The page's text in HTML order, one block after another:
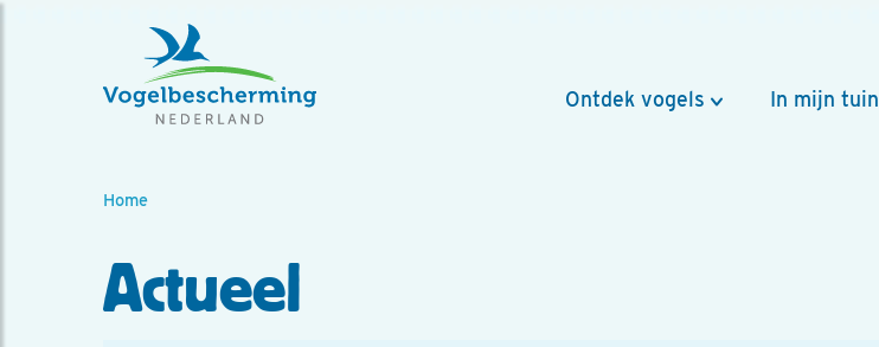
Ontdek vogels In mijn tuin
Home
Actueel